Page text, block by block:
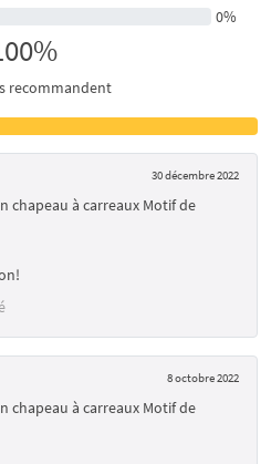
0%
recommandent
30 décembre 2022
chapeau à carreaux Motif de
8 octobre 2022
chapeau à carreaux Motif de